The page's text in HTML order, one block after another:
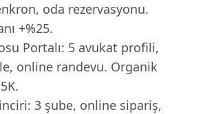
oda rezervasyonu.
+%25.
Portalı: 5 avukat profili,
online randevu. Organik
3 şube, online sipariş,